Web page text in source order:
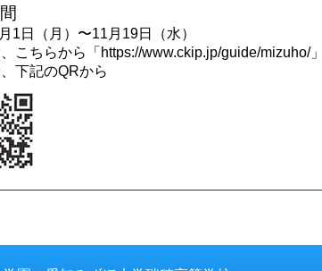
1日（月）〜11月19日（水）
こちらから「 https://www.ckip.jp/guide/mizuho/」
下記のQRから